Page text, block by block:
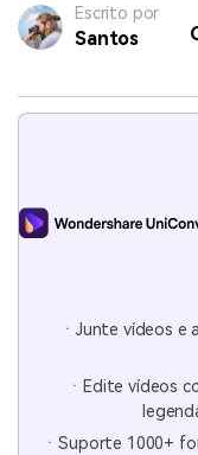
Escrito por
Santos
ㆍJunte vídeos e
ㆍEdite vídeos
ㆍSuporte 1000+